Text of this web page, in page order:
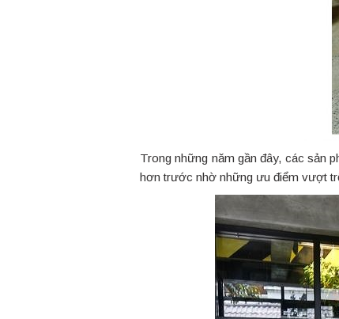
Trong những năm gần đây, các sản
hơn trước nhờ những ưu điểm vượt